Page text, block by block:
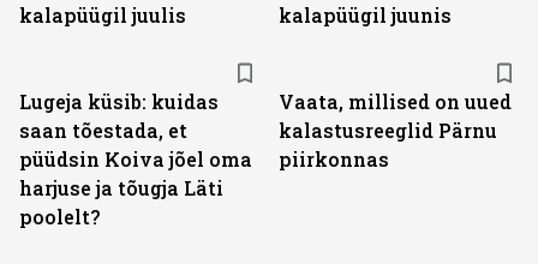
kalapüügil juulis
kalapüügil juunis
Lugeja küsib: kuidas
saan tõestada, et
püüdsin Koiva jõel oma
harjuse ja tõugja Läti
poolelt?
Vaata, millised on uued
kalastusreeglid Pärnu
piirkonnas